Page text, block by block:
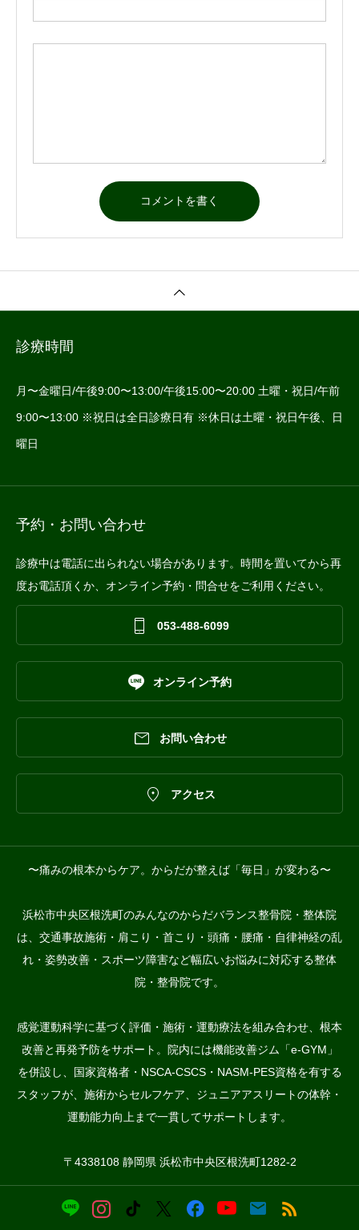
診療時間
月〜金曜日/午後9:00〜13:00/午後15:00〜20:00 土曜・祝日/午前
9:00〜13:00 ※祝日は全日診療日有 ※休日は土曜・祝日午後、日
曜日
予約・お問い合わせ
診療中は電話に出られない場合があります。時間を置いてから再
度お電話頂くか、オンライン予約・問合せをご利用ください。
 053-488-6099
 オンライン予約
 お問い合わせ
 アクセス
〜痛みの根本からケア。からだが整えば「毎日」が変わる〜
浜松市中央区根洗町のみんなのからだバランス整骨院・整体院
は、交通事故施術・肩こり・首こり・頭痛・腰痛・自律神経の乱
れ・姿勢改善・スポーツ障害など幅広いお悩みに対応する整体
院・整骨院です。
感覚運動科学に基づく評価・施術・運動療法を組み合わせ、根本
改善と再発予防をサポート。院内には機能改善ジム「e-GYM」
を併設し、国家資格者・NSCA-CSCS・NASM-PES資格を有する
スタッフが、施術からセルフケア、ジュニアアスリートの体幹・
運動能力向上まで一貫してサポートします。
〒4338108 静岡県 浜松市中央区根洗町1282-2